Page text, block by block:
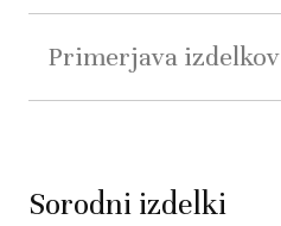
Primerjava izdelkov
Sorodni izdelki